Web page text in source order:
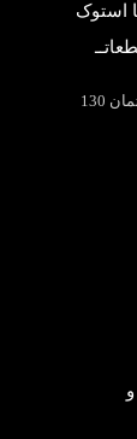
استوک
تهران خیابان سمیه نرسیده به ایرانشهر پلاک 192 ساختمان 130